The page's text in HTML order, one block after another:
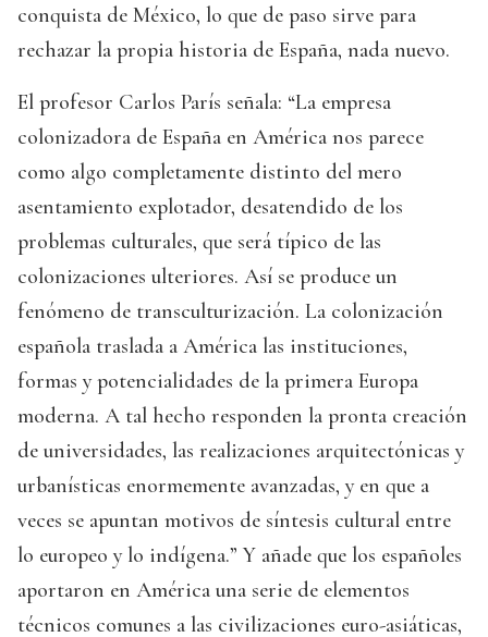
conquista de México, lo que de paso sirve para
rechazar la propia historia de España, nada nuevo.
El profesor Carlos París señala: “La empresa
colonizadora de España en América nos parece
como algo completamente distinto del mero
asentamiento explotador, desatendido de los
problemas culturales, que será típico de las
colonizaciones ulteriores. Así se produce un
fenómeno de transculturización. La colonización
española traslada a América las instituciones,
formas y potencialidades de la primera Europa
moderna. A tal hecho responden la pronta creación
de universidades, las realizaciones arquitectónicas y
urbanísticas enormemente avanzadas, y en que a
veces se apuntan motivos de síntesis cultural entre
lo europeo y lo indígena.” Y añade que los españoles
aportaron en América una serie de elementos
técnicos comunes a las civilizaciones euro-asiáticas,